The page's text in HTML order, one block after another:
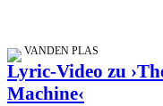
VANDEN PLAS
Lyric-Video zu
Machine‹